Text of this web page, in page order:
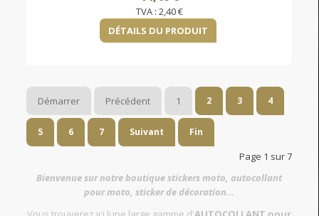
TVA : 2,40 €
DÉTAILS DU PRODUIT
Démarrer Précédent 1 2 3 4
5 6 7 Suivant Fin
Page 1 sur 7
Bienvenue sur notre boutique stickers moto, autocollant
pour moto, sticker de décoration...